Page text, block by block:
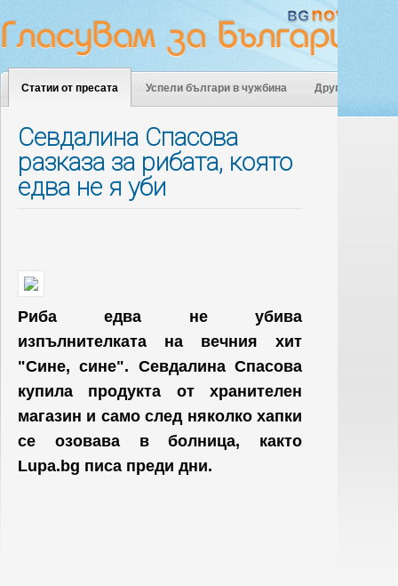
Статии от пресата Успели българи в чужбина Други
Севдалина Спасова
разказа за рибата, която
едва не я уби
Риба едва не убива
изпълнителката на вечния хит
"Сине, сине". Севдалина Спасова
купила продукта от хранителен
магазин и само след няколко хапки
се озовава в болница, както
Lupa.bg писа преди дни.